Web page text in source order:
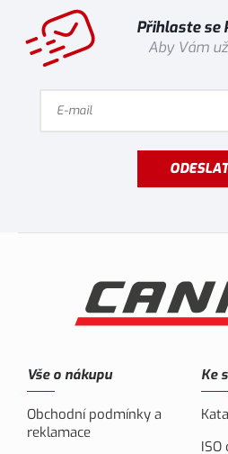
Přihlaste se
Aby Vám
ODESLAT
Vše o nákupu
Obchodní podmínky a
reklamace
Ke